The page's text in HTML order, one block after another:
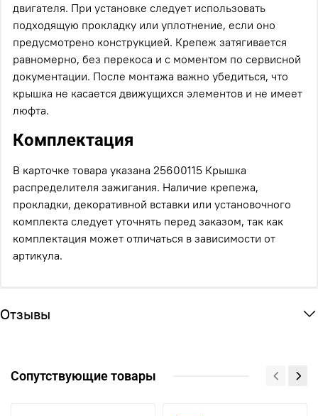
двигателя. При установке следует использовать
подходящую прокладку или уплотнение, если оно
предусмотрено конструкцией. Крепеж затягивается
равномерно, без перекоса и с моментом по сервисной
документации. После монтажа важно убедиться, что
крышка не касается движущихся элементов и не имеет
люфта.
Комплектация
В карточке товара указана 25600115 Крышка
распределителя зажигания. Наличие крепежа,
прокладки, декоративной вставки или установочного
комплекта следует уточнять перед заказом, так как
комплектация может отличаться в зависимости от
артикула.
Отзывы
Сопутствующие товары